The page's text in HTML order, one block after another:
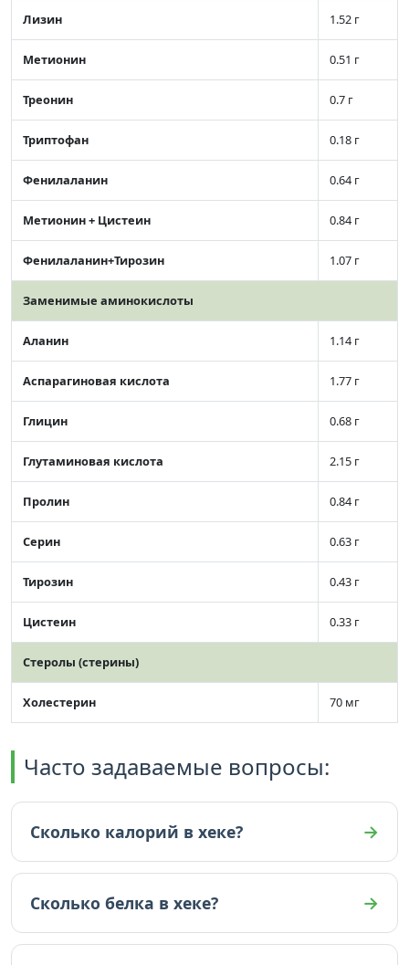
Лизин 1.52 г
Метионин 0.51 г
Треонин 0.7 г
Триптофан 0.18 г
Фенилаланин 0.64 г
Метионин + Цистеин 0.84 г
Фенилаланин+Тирозин 1.07 г
Заменимые аминокислоты
Аланин 1.14 г
Аспарагиновая кислота 1.77 г
Глицин 0.68 г
Глутаминовая кислота 2.15 г
Пролин 0.84 г
Серин 0.63 г
Тирозин 0.43 г
Цистеин 0.33 г
Стеролы (стерины)
Холестерин 70 мг
Часто задаваемые вопросы:
Сколько калорий в хеке?
В хеке 86 ккал (на 100г).
Сколько белка в хеке?
В хеке 16.6 граммов белка (на 100г).